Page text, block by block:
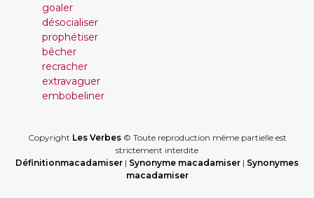
goaler
désocialiser
prophétiser
bêcher
recracher
extravaguer
embobeliner
Copyright Les Verbes© Toute reproduction même partielle est
strictement interdite
Définitionmacadamiser | Synonyme macadamiser | Synonymes
macadamiser